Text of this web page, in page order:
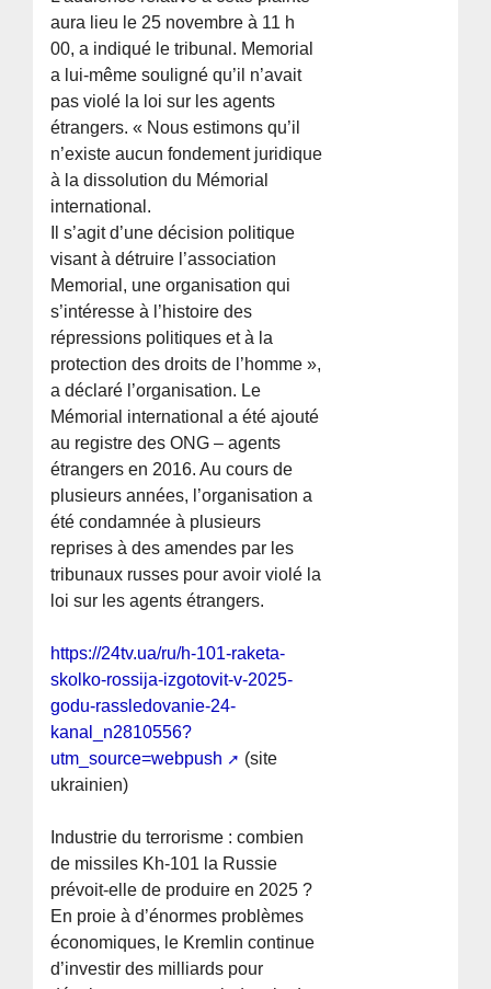
aura lieu le 25 novembre à 11 h
00, a indiqué le tribunal. Memorial
a lui-même souligné qu’il n’avait
pas violé la loi sur les agents
étrangers. « Nous estimons qu’il
n’existe aucun fondement juridique
à la dissolution du Mémorial
international.
Il s’agit d’une décision politique
visant à détruire l’association
Memorial, une organisation qui
s’intéresse à l’histoire des
répressions politiques et à la
protection des droits de l’homme »,
a déclaré l’organisation. Le
Mémorial international a été ajouté
au registre des ONG – agents
étrangers en 2016. Au cours de
plusieurs années, l’organisation a
été condamnée à plusieurs
reprises à des amendes par les
tribunaux russes pour avoir violé la
loi sur les agents étrangers.
https://24tv.ua/ru/h-101-raketa-
skolko-rossija-izgotovit-v-2025-
godu-rassledovanie-24-
kanal_n2810556?
utm_source=webpush
(site
ukrainien)
Industrie du terrorisme : combien
de missiles Kh-101 la Russie
prévoit-elle de produire en 2025 ?
En proie à d’énormes problèmes
économiques, le Kremlin continue
d’investir des milliards pour